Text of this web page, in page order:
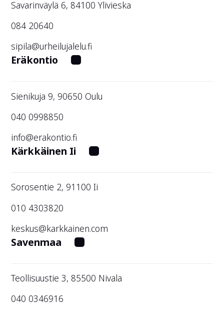
Savarinväylä 6, 84100 Ylivieska
084 20640
sipila@urheilujalelu.fi
Eräkontio
Sienikuja 9, 90650 Oulu
040 0998850
info@erakontio.fi
Kärkkäinen Ii
Sorosentie 2, 91100 Ii
010 4303820
keskus@karkkainen.com
Savenmaa
Teollisuustie 3, 85500 Nivala
040 0346916